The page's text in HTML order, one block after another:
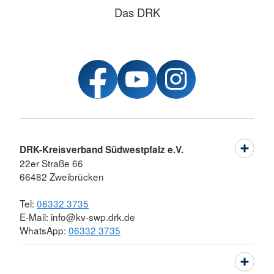
Das DRK
DRK-Kreisverband Südwestpfalz e.V.
22er Straße 66
66482 Zweibrücken
Tel: 06332 3735
E-Mail: info@kv-swp.drk.de
WhatsApp: 06332 3735